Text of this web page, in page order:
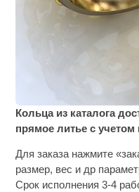
Кольца из каталога
прямое литье с
Для заказа нажмите
размер, вес и др
Срок исполнения 3-4